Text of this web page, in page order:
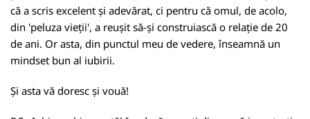
că a scris excelent și adevărat, ci pentru că omul, de acolo,
din 'peluza vieții', a reușit să-și construiască o relație de 20
de ani. Or asta, din punctul meu de vedere, înseamnă un
mindset bun al iubirii.
Și asta vă doresc și vouă!